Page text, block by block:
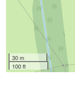
30 m
100 ft